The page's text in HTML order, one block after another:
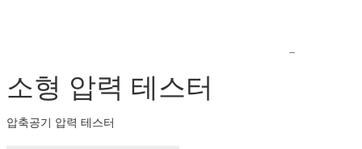
소형 압력 테스터
압축공기 압력 테스터